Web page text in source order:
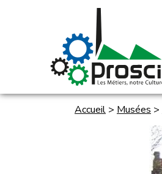
Accueil > Musées >